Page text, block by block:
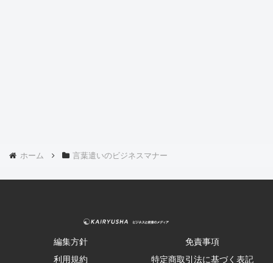
ホーム 言葉遣いのビジネスマナー
編集方針
免責事項
利用規約
特定商取引法に基づく表記